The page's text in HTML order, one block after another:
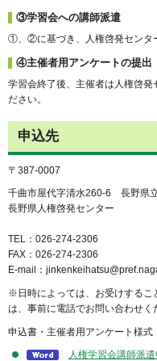
③学習会への講師派遣
①、②に基づき、人権啓発センタ
④主催者用アンケートの提出
学習会終了後、主催者は人権啓発
ださい。
申込先
〒387-0007
千曲市屋代字清水260-6 長野県
長野県人権啓発センター
TEL：026-274-2306
FAX：026-274-2306
E-mail：
※日時によっては、お受けするこ
は、事前に電話でお問い合わせく
申込書・主催者用アンケート様式
人権学習会講師派